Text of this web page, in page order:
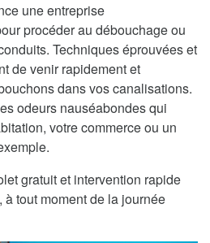
une entreprise
procéder au débouchage ou
Techniques éprouvées et
de venir rapidement et
dans vos canalisations.
odeurs nauséabondes qui
votre commerce ou un
gratuit et intervention rapide
à tout moment de la journée